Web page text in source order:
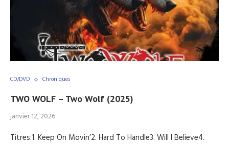
CD/DVD Chroniques
TWO WOLF – Two Wolf (2025)
janvier 12, 2026
Titres:1. Keep On Movin’2. Hard To Handle3. Will I Believe4.